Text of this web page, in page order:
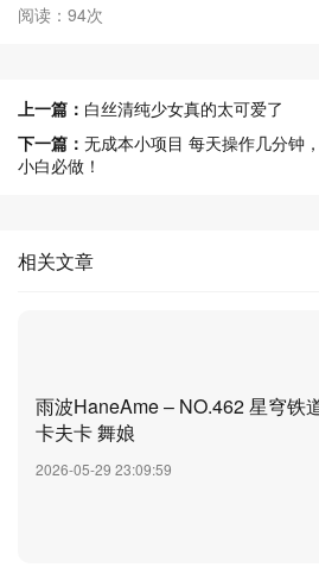
阅读：94次
上一篇： 白丝清纯少女真的太可爱了
下一篇： 无成本小项目 每天操作几分钟
小白必做！
相关文章
雨波HaneAme – NO.462 星穹铁
卡夫卡 舞娘
2026-05-29 23:09:59